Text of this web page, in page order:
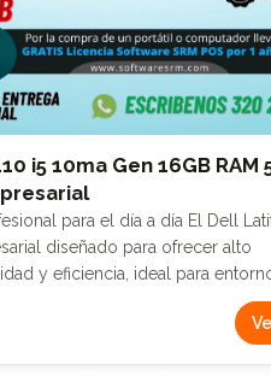
i5 10ma Gen 16GB RAM
el día a día El Dell Latitude 5410
diseñado para ofrecer alto
y eficiencia, ideal para
Intel Core i5 de décima